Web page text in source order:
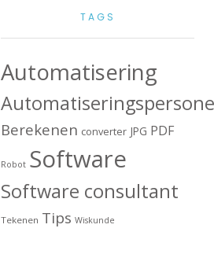
TAGS
Automatisering
Berekenen converter JPG PDF
Robot Software
Software consultant
Tekenen Tips Wiskunde